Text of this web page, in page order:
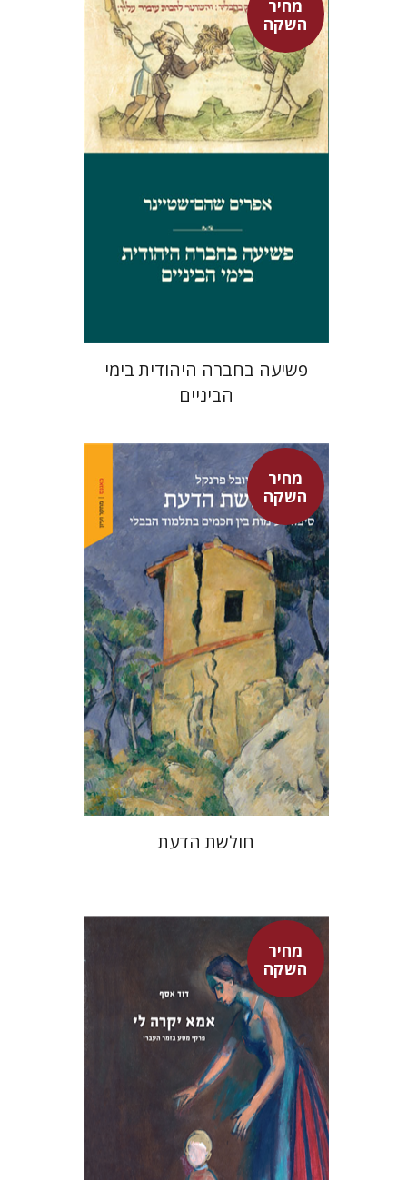
מחיר
השקה
אפרים שהם-שטיינר
מחיר השקה
$42
$29
פשיעה בחברה היהודית בימי
הביניים
מחיר
השקהיובל פרנקל
מחיר השקה
$46
$32
חולשת הדעת
מחיר
השקהדוד אסף